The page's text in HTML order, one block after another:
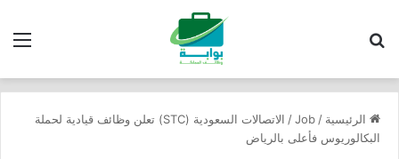
الرئيسية /
Job
/
الاتصالات السعودية (STC) تعلن وظائف قيادية لحملة
البكالوريوس فأعلى بالرياض